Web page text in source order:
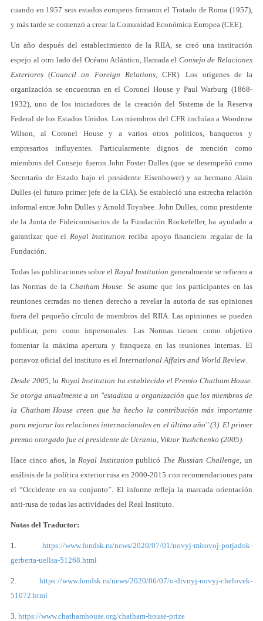
cuando en 1957 seis estados europeos firmaron el Tratado de Roma (1957),
y más tarde se comenzó a crear la Comunidad Económica Europea (CEE).
Un año después del establecimiento de la RIIA, se creó una institución
espejo al otro lado del Océano Atlántico, llamada el Consejo de Relaciones
Exteriores (Council on Foreign Relations,CFR). Los orígenes de la
organización se encuentran en el Coronel House y Paul Warburg (1868-
1932), uno de los iniciadores de la creación del Sistema de la Reserva
Federal de los Estados Unidos. Los miembros del CFR incluían a Woodrow
Wilson, al Coronel House y a varios otros políticos, banqueros y
empresarios influyentes. Particularmente dignos de mención como
miembros del Consejo fueron John Foster Dulles (que se desempeñó como
Secretario de Estado bajo el presidente Eisenhower) y su hermano Alain
Dulles (el futuro primer jefe de la CIA). Se estableció una estrecha relación
informal entre John Dulles y Arnold Toynbee. John Dulles, como presidente
de la Junta de Fideicomisarios de la Fundación Rockefeller, ha ayudado a
garantizar que el Royal Institution reciba apoyo financiero regular de la
Fundación.
Todas las publicaciones sobre el Royal Institution generalmente se refieren a
las Normas de la Chatham House. Se asume que los participantes en las
reuniones cerradas no tienen derecho a revelar la autoría de sus opiniones
fuera del pequeño círculo de miembros del RIIA. Las opiniones se pueden
publicar, pero como impersonales. Las Normas tienen como objetivo
fomentar la máxima apertura y franqueza en las reuniones internas. El
portavoz oficial del instituto es el International Affairs and World Review.
Desde 2005, la Royal Institution ha establecido el Premio Chatham House.
Se otorga anualmente a un "estadista u organización que los miembros de
la Chatham House creen que ha hecho la contribución más importante
para mejorar las relaciones internacionales en el último año" (3). El primer
premio otorgado fue el presidente de Ucrania, Viktor Yushchenko (2005).
Hace cinco años, la Royal Institution publicó The Russian Challenge, un
análisis de la política exterior rusa en 2000-2015 con recomendaciones para
el “Occidente en su conjunto”. El informe refleja la marcada orientación
anti-rusa de todas las actividades del Real Instituto.
Notas del Traductor:
1. https://www.fondsk.ru/news/2020/07/01/novyj-mirovoj-porjadok-
gerberta-uellsa-51268.html
2. https://www.fondsk.ru/news/2020/06/07/o-divnyj-novyj-chelovek-
51072.html
3. https://www.chathamhouse.org/chatham-house-prize